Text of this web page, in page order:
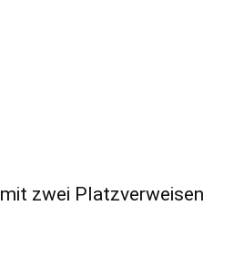
zwei Platzverweisen